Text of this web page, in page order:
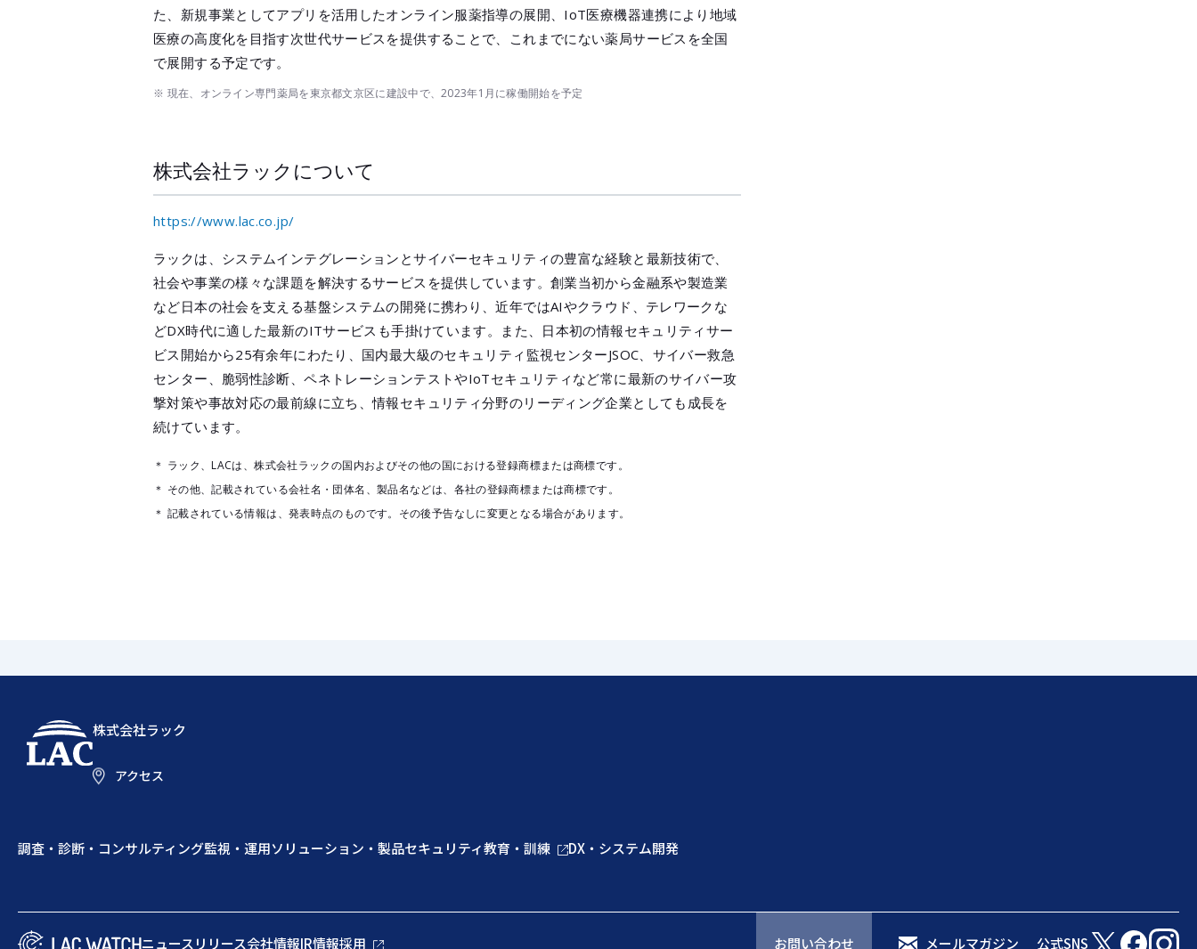
た、新規事業としてアプリを活用したオンライン服薬指導の展開、IoT医療機器連携により地域
医療の高度化を目指す次世代サービスを提供することで、これまでにない薬局サービスを全国
で展開する予定です。
※ 現在、オンライン専門薬局を東京都文京区に建設中で、2023年1月に稼働開始を予定
株式会社ラックについて
https://www.lac.co.jp/
ラックは、システムインテグレーションとサイバーセキュリティの豊富な経験と最新技術で、
社会や事業の様々な課題を解決するサービスを提供しています。創業当初から金融系や製造業
など日本の社会を支える基盤システムの開発に携わり、近年ではAIやクラウド、テレワークな
どDX時代に適した最新のITサービスも手掛けています。また、日本初の情報セキュリティサー
ビス開始から25有余年にわたり、国内最大級のセキュリティ監視センターJSOC、サイバー救急
センター、脆弱性診断、ペネトレーションテストやIoTセキュリティなど常に最新のサイバー攻
撃対策や事故対応の最前線に立ち、情報セキュリティ分野のリーディング企業としても成長を
続けています。
＊ ラック、LACは、株式会社ラックの国内およびその他の国における登録商標または商標です。
＊ その他、記載されている会社名・団体名、製品名などは、各社の登録商標または商標です。
＊ 記載されている情報は、発表時点のものです。その後予告なしに変更となる場合があります。
株式会社ラック
アクセス
調査・診断・コンサルティング監視・運用ソリューション・製品セキュリティ教育・訓練 DX・システム開発
ニュースリリース会社情報IR情報採用 お問い合わせ メールマガジン 公式SNS